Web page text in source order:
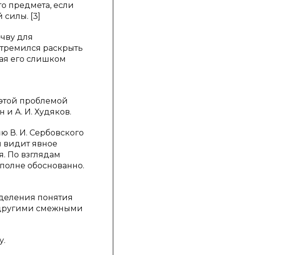
предмета, если
силы. [3]
для
раскрыть
его слишком
проблемой
и А. И. Худяков.
В. И. Сербовского
видит явное
По взглядам
обоснованно.
понятия
другими смежными